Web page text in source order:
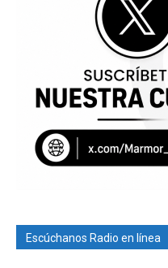
Escúchanos Radio en línea